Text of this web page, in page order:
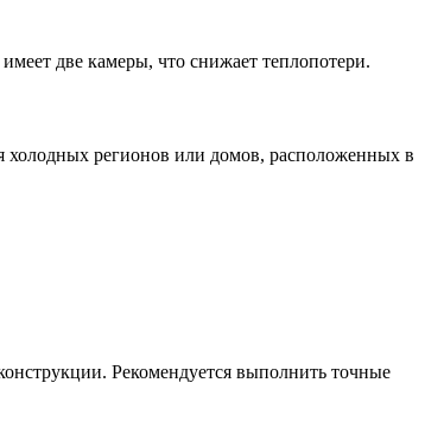
две камеры, что снижает теплопотери.
регионов или домов, расположенных в
Рекомендуется выполнить точные